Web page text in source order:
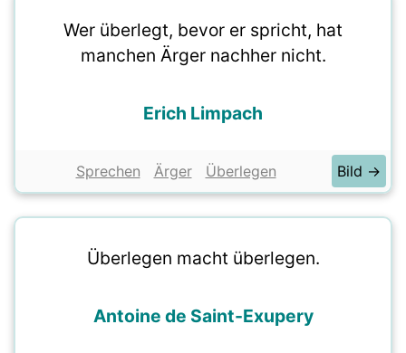
Wer überlegt, bevor er spricht, hat
manchen Ärger nachher nicht.
Erich Limpach
Sprechen Ärger Überlegen Bild →
Überlegen macht überlegen.
Antoine de Saint-Exupery